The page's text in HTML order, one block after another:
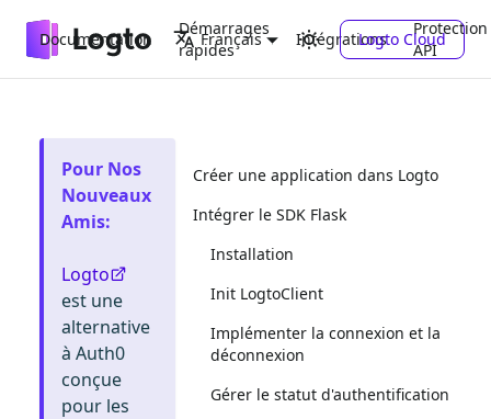
Documentation
Démarrages
rapides
Intégrations
Protection
API
Français Logto Cloud
Pour Nos
Nouveaux
Amis:
Logto
est une
alternative
à Auth0
conçue
pour les
Créer une application dans Logto
Intégrer le SDK Flask
Installation
Init LogtoClient
Implémenter la connexion et la
déconnexion
Gérer le statut d'authentification